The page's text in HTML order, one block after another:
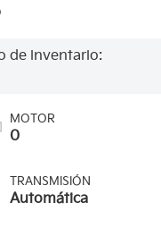
de inventario:
MOTOR
0
TRANSMISIÓN
Automática